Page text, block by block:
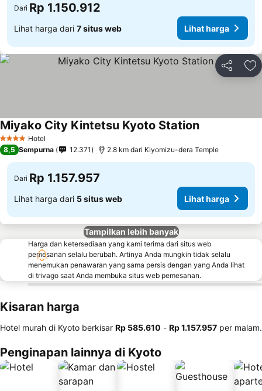
Dari Rp 1.150.912
Lihat harga dari 7 situs web Lihat harga
Bagikan
4 BintangHotel
Miyako City Kintetsu Kyoto Station
8,5 Sempurna 12.371 2.8 km dari Kiyomizu-dera Temple
Dari Rp 1.157.957
Lihat harga dari 5 situs web Lihat harga
Tampilkan lebih banyak
Harga dan ketersediaan yang kami terima dari situs web
pemesanan selalu berubah. Artinya Anda mungkin tidak selalu
menemukan penawaran yang sama persis dengan yang Anda lihat
di trivago saat Anda membuka situs web pemesanan.
Kisaran harga
Hotel murah di Kyoto berkisar ‎Rp 585.610 - ‎Rp 1.157.957 per malam.
Penginapan lainnya di Kyoto